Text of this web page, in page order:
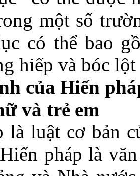
một số
có thể bao
hiếp và bóc
của Hiến
và trẻ em
là luật cơ bản
pháp là